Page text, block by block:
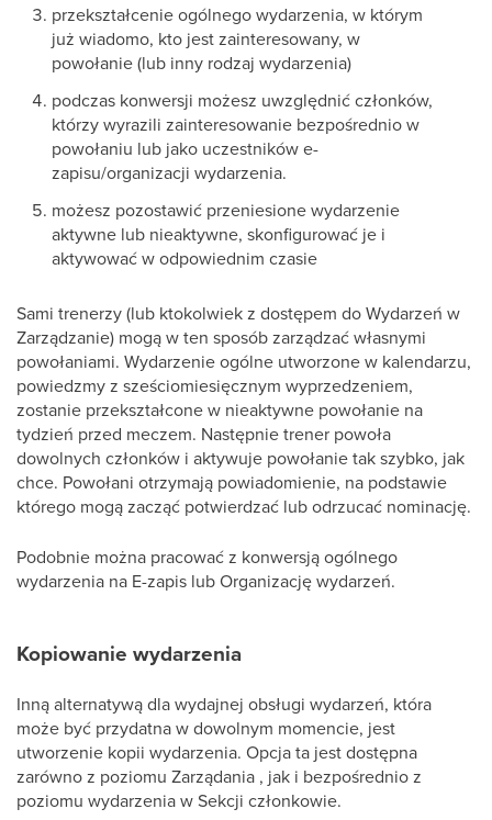
przekształcenie ogólnego wydarzenia, w którym
już wiadomo, kto jest zainteresowany, w
powołanie (lub inny rodzaj wydarzenia)
podczas konwersji możesz uwzględnić członków,
którzy wyrazili zainteresowanie bezpośrednio w
powołaniu lub jako uczestników e-
zapisu/organizacji wydarzenia.
możesz pozostawić przeniesione wydarzenie
aktywne lub nieaktywne, skonfigurować je i
aktywować w odpowiednim czasie
Sami trenerzy (lub ktokolwiek z dostępem do Wydarzeń w
Zarządzanie) mogą w ten sposób zarządzać własnymi
powołaniami. Wydarzenie ogólne utworzone w kalendarzu,
powiedzmy z sześciomiesięcznym wyprzedzeniem,
zostanie przekształcone w nieaktywne powołanie na
tydzień przed meczem. Następnie trener powoła
dowolnych członków i aktywuje powołanie tak szybko, jak
chce. Powołani otrzymają powiadomienie, na podstawie
którego mogą zacząć potwierdzać lub odrzucać nominację.
Podobnie można pracować z konwersją ogólnego
wydarzenia na E-zapis lub Organizację wydarzeń.
Kopiowanie wydarzenia
Inną alternatywą dla wydajnej obsługi wydarzeń, która
może być przydatna w dowolnym momencie, jest
utworzenie kopii wydarzenia. Opcja ta jest dostępna
zarówno z poziomu Zarządania , jak i bezpośrednio z
poziomu wydarzenia w Sekcji członkowie.